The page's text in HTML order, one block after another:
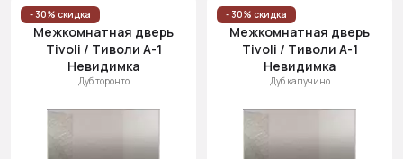
- 30% скидка
Межкомнатная дверь
Tivoli / Тиволи А-1
Невидимка
Дуб торонто
- 30% скидка
Межкомнатная дверь
Tivoli / Тиволи А-1
Невидимка
Дуб капучино